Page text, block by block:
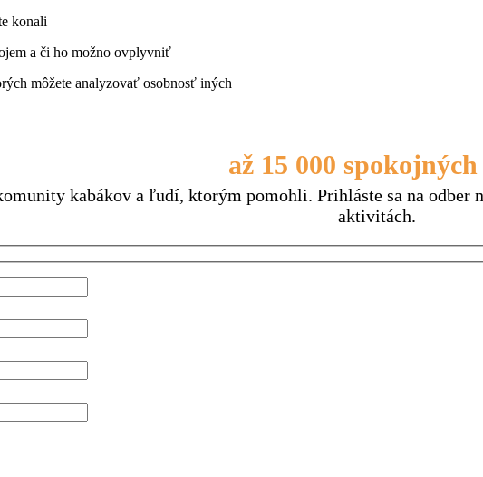
konali
a či ho možno ovplyvniť
môžete analyzovať osobnosť iných
až 15 000
kabákov a ľudí, ktorým pomohli. Prihláste sa na
aktivitách.